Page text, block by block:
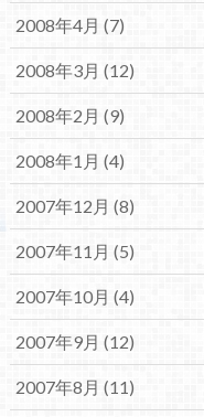
2008年4月 (7)
2008年3月 (12)
2008年2月 (9)
2008年1月 (4)
2007年12月 (8)
2007年11月 (5)
2007年10月 (4)
2007年9月 (12)
2007年8月 (11)